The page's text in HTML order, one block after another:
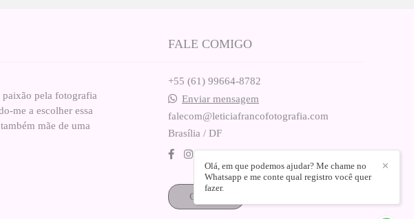
pela fotografia
me a escolher essa
mãe de uma
FALE COMIGO
+55 (61) 99664-8782
Enviar mensagem
falecom@leticiafrancofotografia.com
Brasília / DF
Contato
✕
Olá, em que podemos ajudar? Me chame no
Whatsapp e me conte qual registro você quer
fazer.